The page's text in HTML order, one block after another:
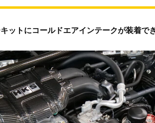
ットにコールドエアインテークが装着で